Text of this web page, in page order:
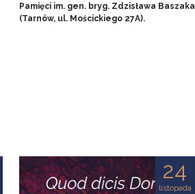
Pamięci im. gen. bryg. Zdzisława Baszaka
(Tarnów, ul. Mościckiego 27A).
24
listopada